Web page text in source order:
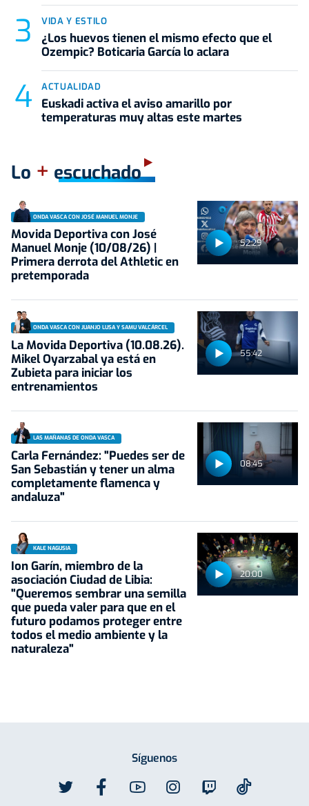
VIDA Y ESTILO
¿Los huevos tienen el mismo efecto que el
Ozempic? Boticaria García lo aclara
ACTUALIDAD
Euskadi activa el aviso amarillo por
temperaturas muy altas este martes
Lo + escuchado
52:29
ONDA VASCA CON JOSÉ MANUEL MONJE
Movida Deportiva con José
Manuel Monje (10/08/26) |
Primera derrota del Athletic en
pretemporada
55:42
ONDA VASCA CON JUANJO LUSA Y SAMU VALCÁRCEL
La Movida Deportiva (10.08.26).
Mikel Oyarzabal ya está en
Zubieta para iniciar los
entrenamientos
08:45
LAS MAÑANAS DE ONDA VASCA
Carla Fernández: "Puedes ser de
San Sebastián y tener un alma
completamente flamenca y
andaluza"
20:00
KALE NAGUSIA
Ion Garín, miembro de la
asociación Ciudad de Libia:
"Queremos sembrar una semilla
que pueda valer para que en el
futuro podamos proteger entre
todos el medio ambiente y la
naturaleza"
Síguenos